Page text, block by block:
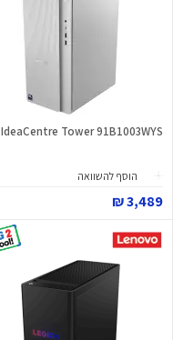
IdeaCentre Tower 91B1003WYS
הוסף להשוואה
3,489 ₪